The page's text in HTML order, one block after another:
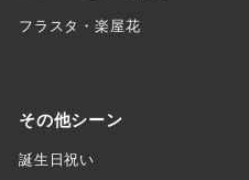
フラスタ・楽屋花
その他シーン
誕生日祝い